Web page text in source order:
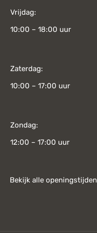
Vrijdag:
10:00 – 18:00 uur
Zaterdag:
10:00 – 17:00 uur
Zondag:
12:00 – 17:00 uur
Bekijk alle openingstijden